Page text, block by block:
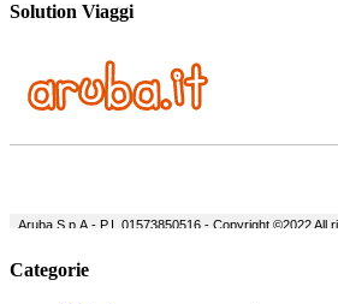
Solution Viaggi
Categorie